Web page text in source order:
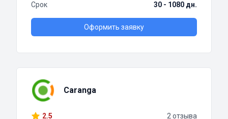
Срок
30 - 1080 дн.
Оформить заявку
Caranga
2.5 2 отзыва